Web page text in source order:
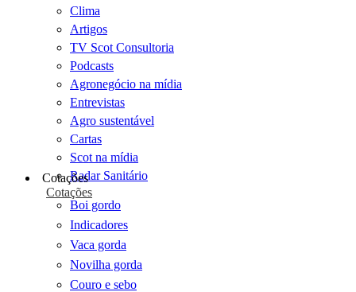
Clima
Artigos
TV Scot Consultoria
Podcasts
Agronegócio na mídia
Entrevistas
Agro sustentável
Cartas
Scot na mídia
Radar Sanitário
Cotações
Cotações
Boi gordo
Indicadores
Vaca gorda
Novilha gorda
Couro e sebo